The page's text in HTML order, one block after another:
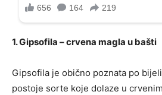
1. Gipsofila – crvena magla u bašti
Gipsofila je obično poznata po
postoje sorte koje dolaze u